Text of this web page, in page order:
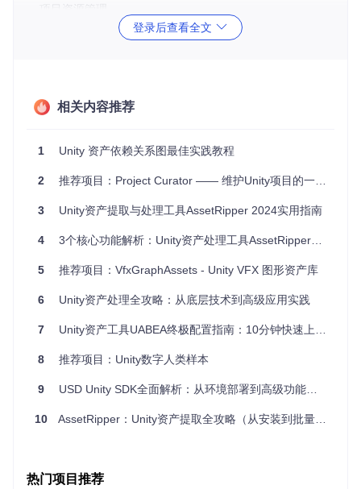
：通过图形化界面，一目了然地展现资产间的层次
多版本支持：与多个 Unity 版本兼容，方便不同项目需求。
获取支持。
成为您优化项目管理的得力助手，提升工作效率，让开发变得
登录后查看全文
相关内容推荐
1 Unity 资产依赖关系图最佳实践教程
2 推荐项目：Project Curator —— 维护Unity项目的一站式工具
3 Unity资产提取与处理工具AssetRipper 2024实用指南
4 3个核心功能解析：Unity资产处理工具AssetRipper全指南
5 推荐项目：VfxGraphAssets - Unity VFX 图形资产库
6 Unity资产处理全攻略：从底层技术到高级应用实践
7 Unity资产工具UABEA终极配置指南：10分钟快速上手全流程
8 推荐项目：Unity数字人类样本
9 USD Unity SDK全面解析：从环境部署到高级功能实战指南
10 AssetRipper：Unity资产提取全攻略（从安装到批量处理）
热门项目推荐